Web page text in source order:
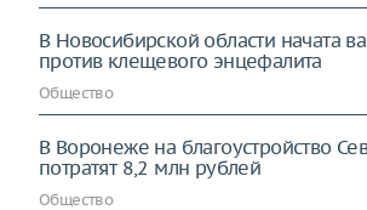
В Новосибирской области начата
против клещевого энцефалита
Общество
В Воронеже на благоустройство
потратят 8,2 млн рублей
Общество